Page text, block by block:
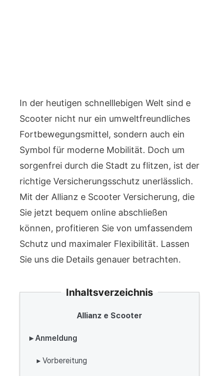
In der heutigen schnelllebigen Welt sind e
Scooter nicht nur ein umweltfreundliches
Fortbewegungsmittel, sondern auch ein
Symbol für moderne Mobilität. Doch um
sorgenfrei durch die Stadt zu flitzen, ist der
richtige Versicherungsschutz unerlässlich.
Mit der Allianz e Scooter Versicherung, die
Sie jetzt bequem online abschließen
können, profitieren Sie von umfassendem
Schutz und maximaler Flexibilität. Lassen
Sie uns die Details genauer betrachten.
Inhaltsverzeichnis
Allianz e Scooter
▸ Anmeldung
▸ Vorbereitung